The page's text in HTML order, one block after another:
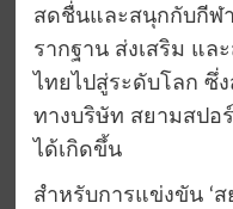
สดชื่นและสนุกกับกีฬ
รากฐาน ส่งเสริม แ
ไทยไปสู่ระดับโลก ซึ่
ทางบริษัท สยามสปอ
ได้เกิดขึ้น
สำหรับการแข่งขัน ‘